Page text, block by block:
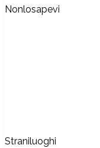
Nonlosapevi
Straniluoghi